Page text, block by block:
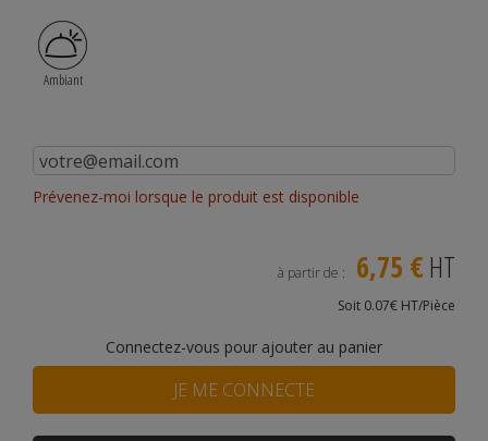
Ambiant
Prévenez-moi lorsque le produit est disponible
à partir de : 6,75 € HT
Soit 0.07€ HT/Pièce
Connectez-vous pour ajouter au panier
JE ME CONNECTE